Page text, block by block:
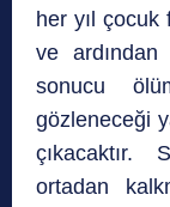
her yıl çocuk
ve ardından
sonucu
gözleneceği
çıkacaktır.
ortadan